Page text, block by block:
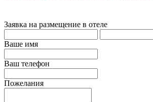
Заявка на размещение в отеле
Ваше имя
Ваш телефон
Пожелания